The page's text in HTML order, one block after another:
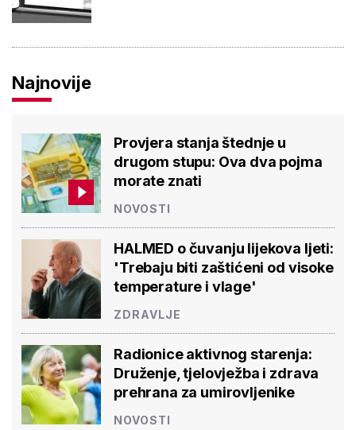
Najnovije
Provjera stanja štednje u
drugom stupu: Ova dva pojma
morate znati
NOVOSTI
HALMED o čuvanju lijekova ljeti:
'Trebaju biti zaštićeni od visoke
temperature i vlage'
ZDRAVLJE
Radionice aktivnog starenja:
Druženje, tjelovježba i zdrava
prehrana za umirovljenike
NOVOSTI